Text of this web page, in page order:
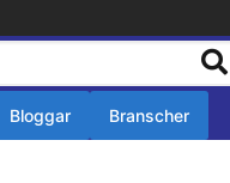
Bloggar Branscher